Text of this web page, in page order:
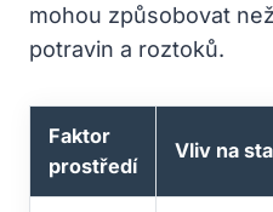
mohou způsobovat
potravin a roztoků.
Faktor
prostředí
Vliv na